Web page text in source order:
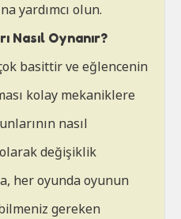
yardımcı olun.
Nasıl Oynanır?
basittir ve eğlencenin
kolay mekaniklere
nasıl
değişiklik
her oyunda oyunun
gereken